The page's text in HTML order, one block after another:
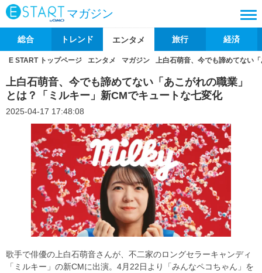
マガジン
総合 トレンド エンタメ 旅行 経済
E START トップページ エンタメ マガジン 上白石萌音、今でも諦めてない
上白石萌音、今でも諦めてない「あこがれの職業」
とは？「ミルキー」新CMでキュートな七変化
2025-04-17 17:48:08
歌手で俳優の上白石萌音さんが、不二家のロングセラーキャンディ
「ミルキー」の新CMに出演。4月22日より「みんなペコちゃん」を